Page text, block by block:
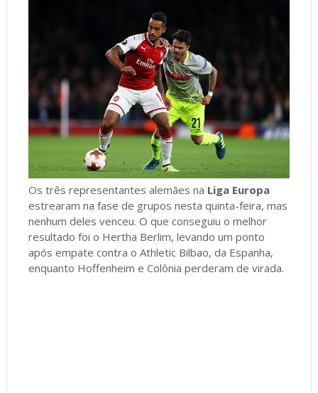
Os três representantes alemães na Liga Europa
estrearam na fase de grupos nesta quinta-feira, mas
nenhum deles venceu. O que conseguiu o melhor
resultado foi o Hertha Berlim, levando um ponto
após empate contra o Athletic Bilbao, da Espanha,
enquanto Hoffenheim e Colônia perderam de virada.